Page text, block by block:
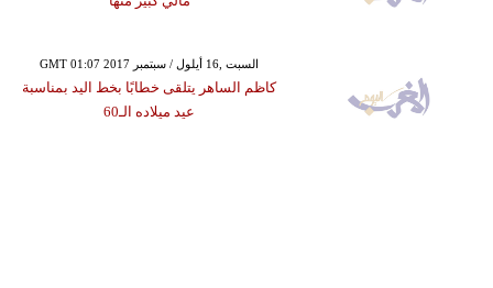
GMT 01:07 2017 السبت ,16 أيلول / سبتمبر
كاظم الساهر يتلقى خطابًا بخط اليد بمناسبة
عيد ميلاده الـ60